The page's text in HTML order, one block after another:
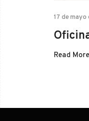
17 de
Read More